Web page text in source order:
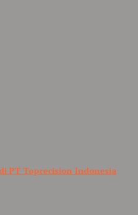
PT Toprecision Indonesia